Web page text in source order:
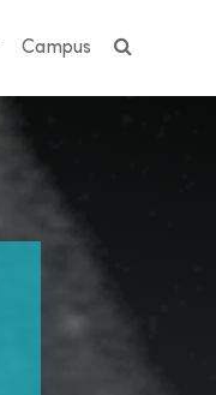
Campus